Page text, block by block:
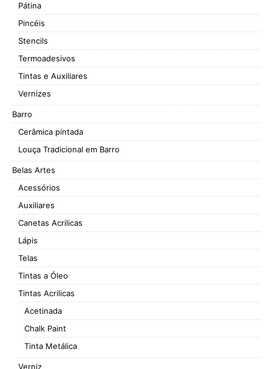
Pátina
Pincéis
Stencils
Termoadesivos
Tintas e Auxiliares
Vernizes
Barro
Cerâmica pintada
Louça Tradicional em Barro
Belas Artes
Acessórios
Auxiliares
Canetas Acrilicas
Lápis
Telas
Tintas a Óleo
Tintas Acrilicas
Acetinada
Chalk Paint
Tinta Metálica
Verniz